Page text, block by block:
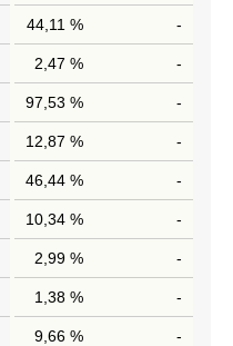
44,11 % -
2,47 % -
97,53 % -
12,87 % -
46,44 % -
10,34 % -
2,99 % -
1,38 % -
9,66 % -